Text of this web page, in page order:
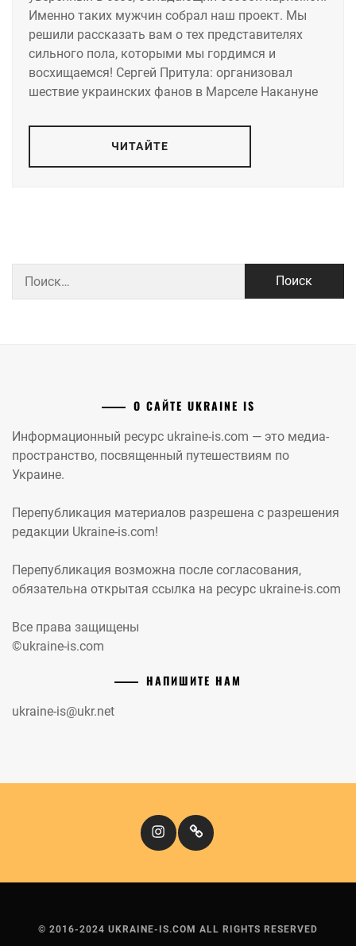
Именно таких мужчин собрал наш проект. Мы
решили рассказать вам о тех представителях
сильного пола, которыми мы гордимся и
восхищаемся! Сергей Притула: организовал
шествие украинских фанов в Марселе Накануне
ЧИТАЙТЕ
О САЙТЕ UKRAINE IS
Информационный ресурс ukraine-is.com — это медиа-
пространство, посвященный путешествиям по
Украине.
Перепубликация материалов разрешена с разрешения
редакции Ukraine-is.com!
Перепубликация возможна после согласования,
обязательна открытая ссылка на ресурс ukraine-is.com
Все права защищены
©ukraine-is.com
НАПИШИТЕ НАМ
ukraine-is@ukr.net
InstagramКіномандри
© 2016-2024 UKRAINE-IS.COM ALL RIGHTS RESERVED